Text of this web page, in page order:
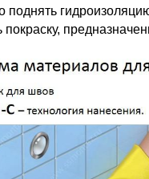
поднять
покраску,